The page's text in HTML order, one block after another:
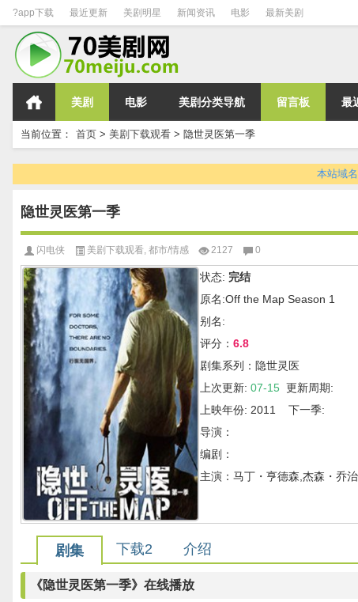
?app下载 最近更新 美剧明星 新闻资讯 电影 最新美剧
美剧 电影 美剧分类导航 留言板 最
当前位置： 首页 > 美剧下载观看 > 隐世灵医第一季
本站域
隐世灵医第一季
闪电侠 美剧下载观看 都市/情感 2127 0
状态: 完结
原名:Off the Map Season 1
别名:
评分： 6.8
剧集系列：隐世灵医
上次更新: 07-15 更新周期:
上映年份: 2011 下一季:
导演：
编剧：
主演：马丁・亨德森,杰森・乔
剧集 下载2 介绍
《隐世灵医第一季》在线播放